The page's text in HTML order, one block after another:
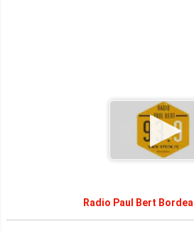
Radio Paul Bert